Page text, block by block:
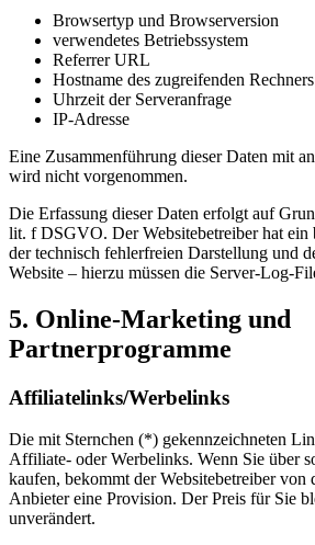
Browsertyp und Browserversion
verwendetes Betriebssystem
Referrer URL
Hostname des zugreifenden Rechners
Uhrzeit der Serveranfrage
IP-Adresse
Eine Zusammenführung dieser Daten mit
wird nicht vorgenommen.
Die Erfassung dieser Daten erfolgt auf
lit. f DSGVO. Der Websitebetreiber hat ein
der technisch fehlerfreien Darstellung und
Website – hierzu müssen die Server-Log-
5. Online-Marketing und
Partnerprogramme
Affiliatelinks/Werbelinks
Die mit Sternchen (*) gekennzeichneten
Affiliate- oder Werbelinks. Wenn Sie über
kaufen, bekommt der Websitebetreiber von
Anbieter eine Provision. Der Preis für Sie
unverändert.